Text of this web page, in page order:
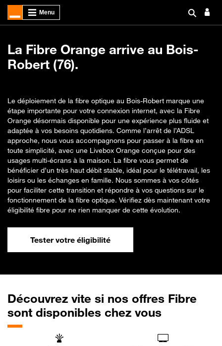
La Fibre Orange arrive au Bois-
Robert (76).
Le déploiement de la fibre optique au Bois-Robert marque une
étape importante pour votre connexion internet, avec la Fibre
Orange désormais disponible pour une expérience plus fluide et
adaptée à vos besoins quotidiens. Comme l’arrêt de l’ADSL
approche, nous vous accompagnons pour passer à la fibre en
toute simplicité, avec une Livebox Orange conçue pour des
usages multi-écrans à la maison. La fibre vous permet de
bénéficier d’un très haut débit stable, idéal pour le télétravail, les
loisirs ou les échanges en famille. Nous sommes à vos côtés
pour faciliter cette transition et répondre à vos questions sur le
fonctionnement de la fibre optique. Vérifiez dès maintenant votre
éligibilité fibre pour ne rien manquer de cette évolution.
Tester votre éligibilité
Découvrez vite si nos offres Fibre
sont disponibles chez vous